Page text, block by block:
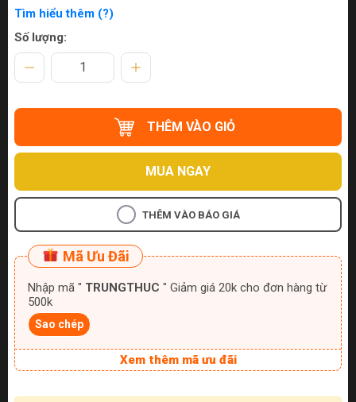
Tìm hiểu thêm (?)
Số lượng:
THÊM VÀO GIỎ
MUA NGAY
THÊM VÀO BÁO GIÁ
Mã Ưu Đãi
Nhập mã " TRUNGTHUC " Giảm giá 20k cho đơn hàng từ
500k
Sao chép
Xem thêm mã ưu đãi